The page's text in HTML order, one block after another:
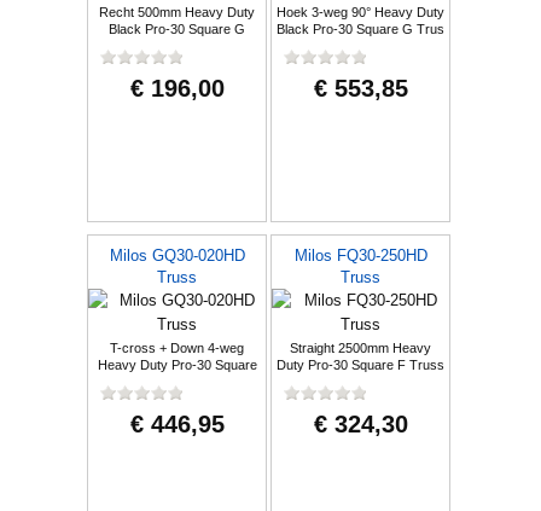
Recht 500mm Heavy Duty
Black Pro-30 Square G
€ 196,00
Hoek 3-weg 90° Heavy Duty
Black Pro-30 Square G Trus
€ 553,85
Milos GQ30-020HD
Truss
T-cross + Down 4-weg
Heavy Duty Pro-30 Square
€ 446,95
Milos FQ30-250HD
Truss
Straight 2500mm Heavy
Duty Pro-30 Square F Truss
€ 324,30